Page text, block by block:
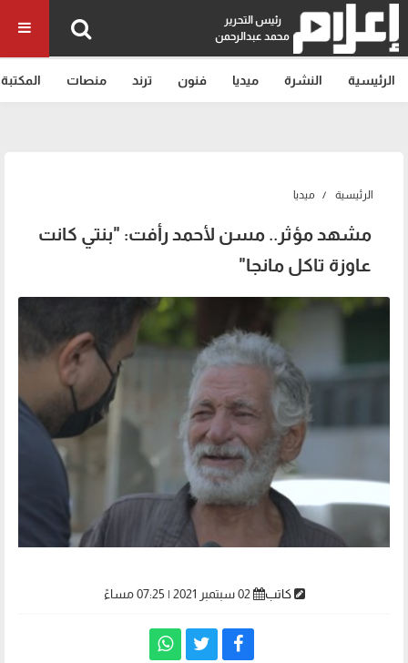
رئيس التحرير
محمد عبدالرحمن
الرئيسية النشرة ميديا فنون ترند منصات المكتبة
الرئيسية ميديا
مشهد مؤثر.. مسن لأحمد رأفت: "بنتي كانت
عاوزة تاكل مانجا"
كاتب